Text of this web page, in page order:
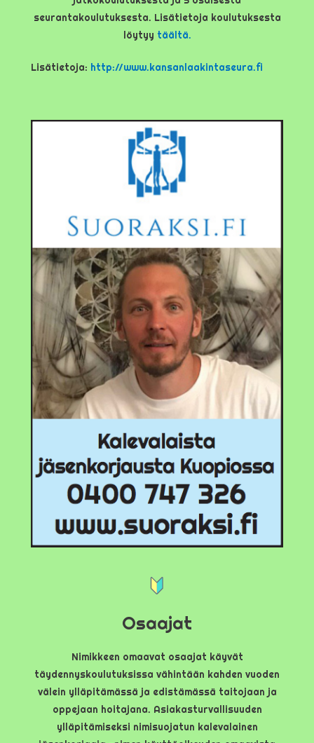
seurantakoulutuksesta. Lisätietoja koulutuksesta
löytyy täältä.
Lisätietoja: http://www.kansanlaakintaseura.fi
Osaajat
Nimikkeen omaavat osaajat käyvät
täydennyskoulutuksissa vähintään kahden vuoden
välein ylläpitämässä ja edistämässä taitojaan ja
oppejaan hoitajana. Asiakasturvallisuuden
ylläpitämiseksi nimisuojatun kalevalainen